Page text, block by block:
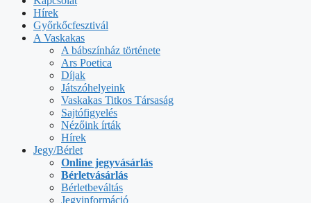
Hírek
Győrkőcfesztivál
A Vaskakas
A bábszínház története
Ars Poetica
Díjak
Játszóhelyeink
Vaskakas Titkos Társaság
Sajtófigyelés
Nézőink írták
Hírek
Jegy/Bérlet
Online jegyvásárlás
Bérletvásárlás
Bérletbeváltás
Jegyinformáció